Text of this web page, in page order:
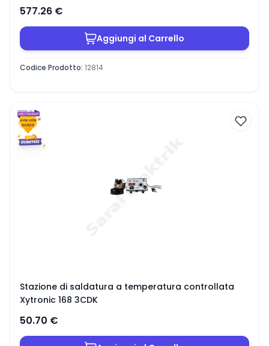
577.26 €
Aggiungi al Carrello
Codice Prodotto: 12814
Stazione di saldatura a temperatura controllata
Xytronic 168 3CDK
50.70 €